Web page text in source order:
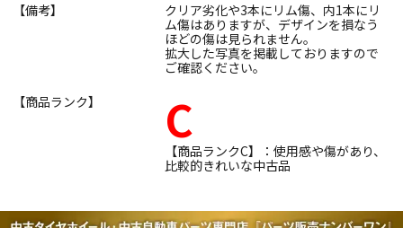
【備考】
クリア劣化や3本にリム傷、内1本にリ
ム傷はありますが、デザインを損なう
ほどの傷は見られません。
拡大した写真を掲載しておりますので
ご確認ください。
【商品ランク】
C
【商品ランクC】：使用感や傷があり、
比較的きれいな中古品